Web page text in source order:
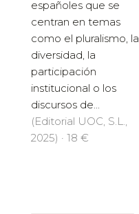
españoles que se
centran en temas
como el pluralismo, la
diversidad, la
participación
institucional o los
discursos de...
(Editorial UOC, S.L.,
2025) · 18 €